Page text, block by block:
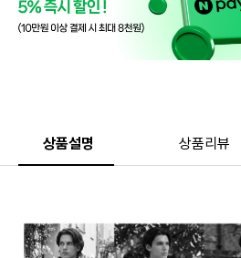
상품설명 상품리뷰